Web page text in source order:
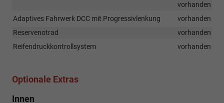
vorhanden
Adaptives Fahrwerk DCC mit Progressivlenkung
vorhanden
Reservenotrad
vorhanden
Reifendruckkontrollsystem
vorhanden
Optionale Extras
Innen